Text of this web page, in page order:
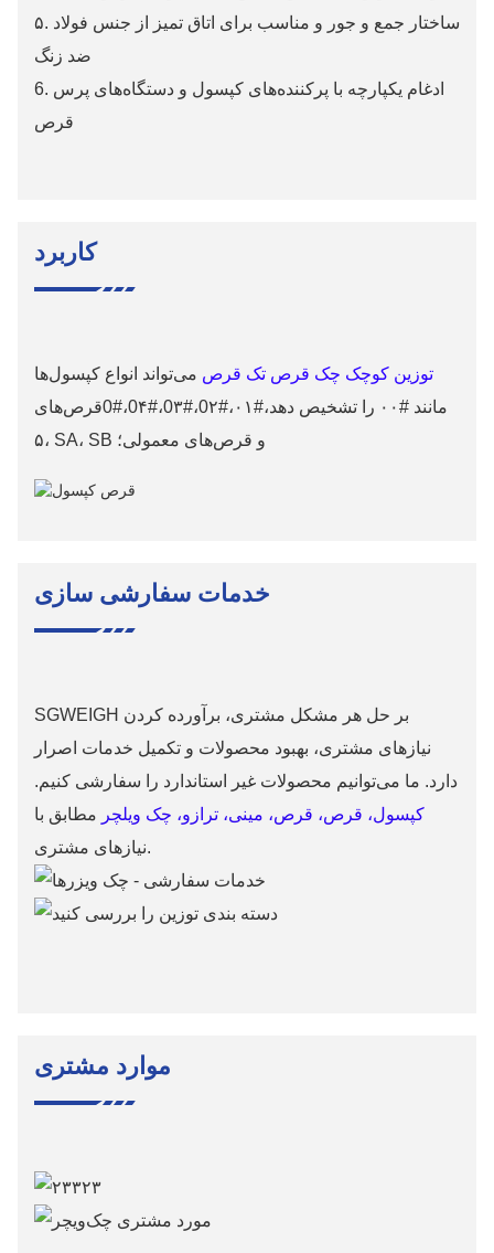
۵. ساختار جمع و جور و مناسب برای اتاق تمیز از جنس فولاد
ضد زنگ
6. ادغام یکپارچه با پرکننده‌های کپسول و دستگاه‌های پرس
قرص
کاربرد
توزین کوچک چک قرص تک قرص می‌تواند انواع کپسول‌ها
مانند #۰۰ را تشخیص دهد،
#۰۱، #0۲، #0۳، #0۴، #0 قرص‌های
۵، SA، SB و قرص‌های معمولی؛
خدمات سفارشی سازی
SGWEIGH بر حل هر مشکل مشتری، برآورده کردن
نیازهای مشتری، بهبود محصولات و تکمیل خدمات اصرار
دارد. ما می‌توانیم محصولات غیر استاندارد را سفارشی کنیم.
کپسول، قرص، قرص، مینی، ترازو، چک ویلچر مطابق با
نیازهای مشتری.
موارد مشتری